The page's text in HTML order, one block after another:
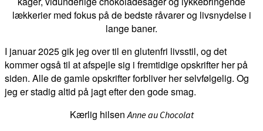
lækkerier med fokus på de bedste råvarer og livsnydelse i
lange baner.
I januar 2025 gik jeg over til en glutenfri livsstil, og det
kommer også til at afspejle sig i fremtidige opskrifter her på
siden. Alle de gamle opskrifter forbliver her selvfølgelig. Og
jeg er stadig altid på jagt efter den gode smag.
Kærlig hilsenAnne au Chocolat